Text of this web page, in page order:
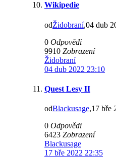
Wikipedie
odŽidobraní,04 dub
0 Odpovědi
9910 Zobrazení
Židobraní
04 dub 2022 23:10
Quest Lesy II
odBlackusage,17 bře
0 Odpovědi
6423 Zobrazení
Blackusage
17 bře 2022 22:35